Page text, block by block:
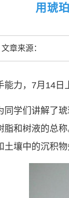
用琥
文章来源：
能力，7月14日
同学们讲解了
脂和树液的总
壤中的沉积